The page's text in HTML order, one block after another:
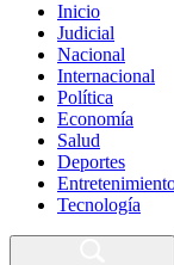
Inicio
Judicial
Nacional
Internacional
Política
Economía
Salud
Deportes
Tecnología